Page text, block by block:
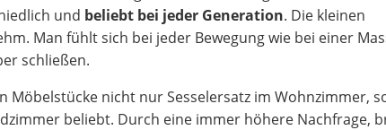
und beliebt bei jeder Generation. Die kleinen
Man fühlt sich bei jeder Bewegung wie bei einer
schließen.
Möbelstücke nicht nur Sesselersatz im Wohnzimmer,
beliebt. Durch eine immer höhere Nachfrage,